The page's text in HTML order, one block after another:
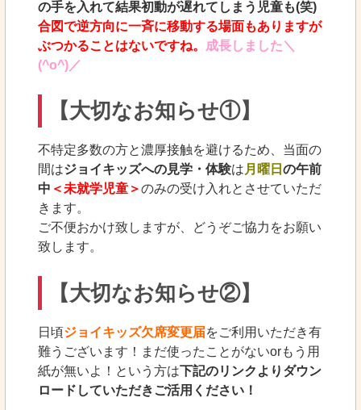
の手を入れて結果初動が遅れてしまう児童も(笑)
合図で逆方向に一斉に移動する場面もありますが
ぶつかることはないですね。 成長しました＼
(^o^)／
【大切なお知らせ①】
不特定多数の方と濃厚接触を避けるため、当面の
間はジョイキッズへの見学・体験は 月曜日 の午前
中 ＜未就学児童＞のみの受け入れとさせていただ
きます。
ご不便おかけ致しますが、どうぞご協力をお願い
致します。
【大切なお知らせ②】
日頃ジョイキッズ欠席変更届をご利用いただき有
難うございます！まだ使ったことがないorもう用
紙が無いよ！という方は下記のリンクよりダウン
ロードしていただきご活用ください！